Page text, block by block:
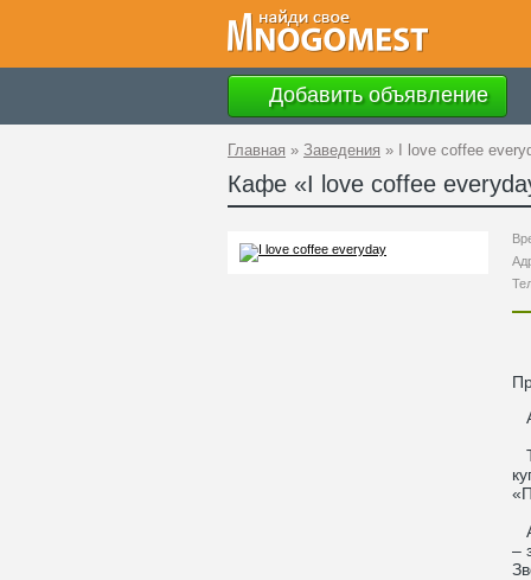
Добавить объявление
Главная » Заведения » I love coffee
Кафе «I love coffee
–